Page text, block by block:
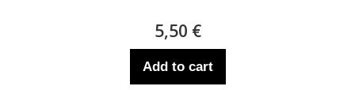
5,50 €
Add to cart